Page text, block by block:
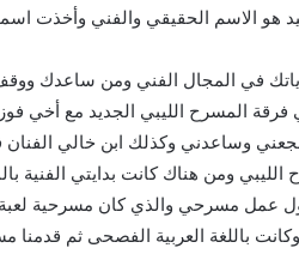
هو الاسم الحقيقي والفني وأخذت
في المجال الفني ومن ساعدك
فرقة المسرح الليبي الجديد مع أخي
الليبي ومن هناك كانت بدايتي الفنية
عمل مسرحي والذي كان مسرحية لعبة
باللغة العربية الفصحى ثم قدمنا